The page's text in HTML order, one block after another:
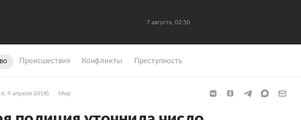
7 августа, 02:50
Происшествия Конфликты Преступность
9 апреля 2018) Мир